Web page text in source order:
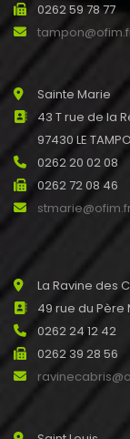
0262 59 78 77
Sainte Marie
43 T rue de la
97430 LE
0262 20 02 08
0262 72 08 46
La Ravine des
49 rue du Père
0262 24 12 42
0262 39 28 56